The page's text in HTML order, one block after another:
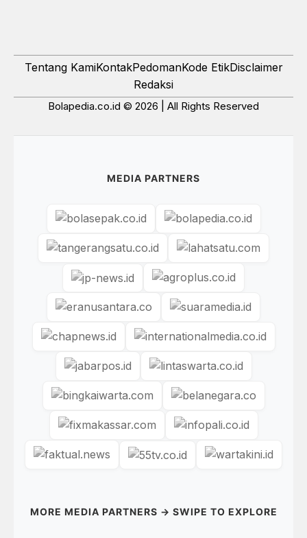
Tentang KamiKontakPedomanKode EtikDisclaimer
Redaksi
Bolapedia.co.id © 2026 | All Rights Reserved
MEDIA PARTNERS
MORE MEDIA PARTNERS → SWIPE TO EXPLORE